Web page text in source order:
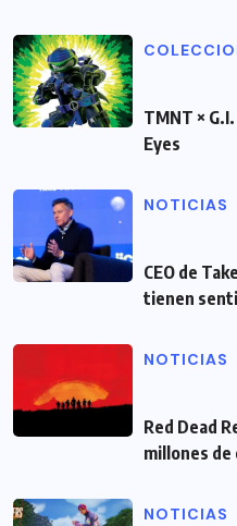
TMNT ×
Eyes
NOTICIAS
CEO de
tienen
NOTICIAS
Red Dead
millones de
NOTICIAS